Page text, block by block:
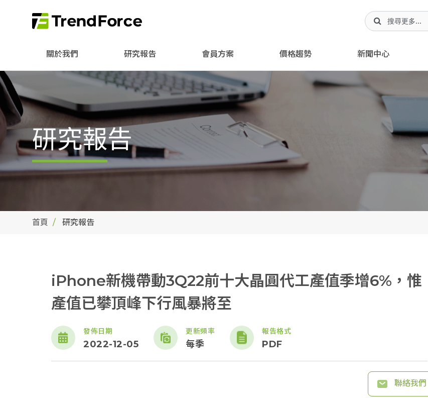
關於我們 研究報告 會員方案 價格趨勢 新聞中心
研究報告
首頁 研究報告
iPhone新機帶動3Q22前十大晶圓代工產值季增6%，惟
產值已攀頂峰下行風暴將至
發佈日期
2022-12-05
更新頻率
每季
報告格式
PDF
聯絡我們